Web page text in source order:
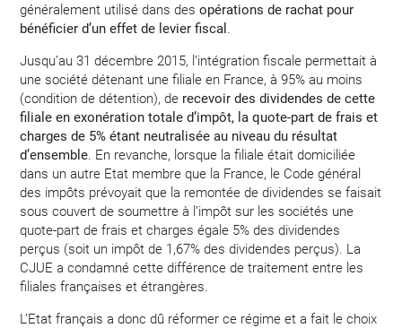
généralement utilisé dans desopérations de rachat pour
bénéficier d’un effet de levier fiscal .
Jusqu’au 31 décembre 2015, l’intégration fiscale permettait à
une société détenant une filiale en France, à 95% au moins
(condition de détention), de recevoir des dividendes de cette
filiale en exonération totale d’impôt, la quote-part de frais et
charges de 5% étant neutralisée au niveau du résultat
d’ensemble. En revanche, lorsque la filiale était domiciliée
dans un autre Etat membre que la France, le Code général
des impôts prévoyait que la remontée de dividendes se faisait
sous couvert de soumettre à l’impôt sur les sociétés une
quote-part de frais et charges égale 5% des dividendes
perçus (soit un impôt de 1,67% des dividendes perçus). La
CJUE a condamné cette différence de traitement entre les
filiales françaises et étrangères.
L’Etat français a donc dû réformer ce régime et a fait le choix